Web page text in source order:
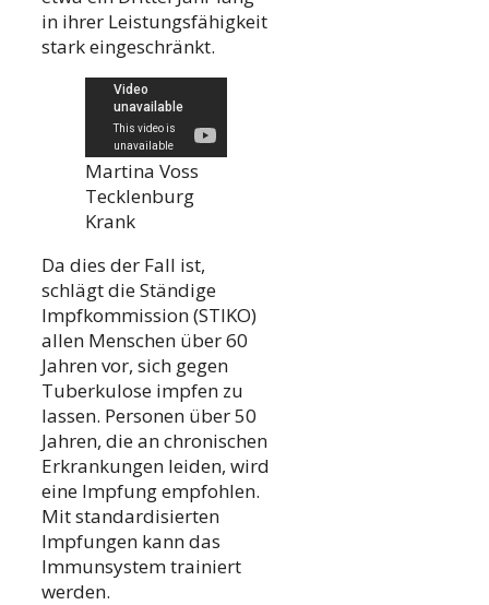
in ihrer Leistungsfähigkeit
stark eingeschränkt.
Martina Voss
Tecklenburg
Krank
Da dies der Fall ist,
schlägt die Ständige
Impfkommission (STIKO)
allen Menschen über 60
Jahren vor, sich gegen
Tuberkulose impfen zu
lassen. Personen über 50
Jahren, die an chronischen
Erkrankungen leiden, wird
eine Impfung empfohlen.
Mit standardisierten
Impfungen kann das
Immunsystem trainiert
werden.